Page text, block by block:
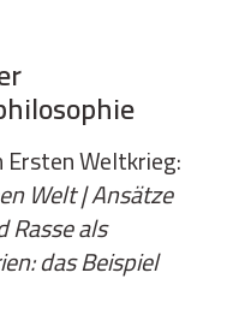
Ersten Weltkrieg:
Welt | Ansätze
als
das Beispiel